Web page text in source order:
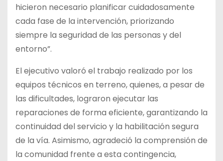
hicieron necesario planificar cuidadosamente
cada fase de la intervención, priorizando
siempre la seguridad de las personas y del
entorno”.
El ejecutivo valoró el trabajo realizado por los
equipos técnicos en terreno, quienes, a pesar de
las dificultades, lograron ejecutar las
reparaciones de forma eficiente, garantizando la
continuidad del servicio y la habilitación segura
de la vía. Asimismo, agradeció la comprensión de
la comunidad frente a esta contingencia,